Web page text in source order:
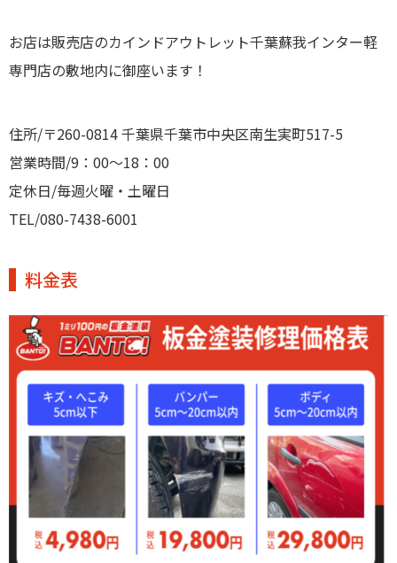
お店は販売店のカインドアウトレット千葉蘇我インター軽
専門店の敷地内に御座います！
住所/〒260-0814 千葉県千葉市中央区南生実町517-5
営業時間/9：00〜18：00
定休日/毎週火曜・土曜日
TEL/080-7438-6001
料金表